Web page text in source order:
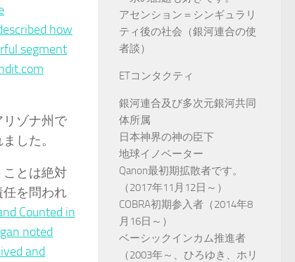
how
segment
ゾナ州で
した。
とは絶対
を問われ
Counted in
noted
and
アセンション＝シンギュラリ
ティ後の社会（銀河連合の使
者談）
ETコンタクティ
銀河連合及び多次元銀河共同
体所属
日本神界の神の臣下
地球イノベーター
Qanon最初期拡散者です。
（2017年11月12日～）
COBRA初期参入者（2014年8
月16日～）
ベーシックインカム推進者
（2003年～、ひろゆき、ホリ